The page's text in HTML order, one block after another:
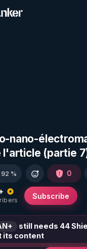
nano-
l'article (partie
Subscribe
92 % 0
still needs 44
its content